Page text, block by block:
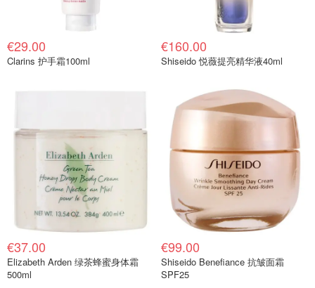
€29.00
Clarins 护手霜100ml
€160.00
Shiseido 悦薇提亮精华液40ml
€37.00
Elizabeth Arden 绿茶蜂蜜身体霜
500ml
€99.00
Shiseido Benefiance 抗皱面霜
SPF25